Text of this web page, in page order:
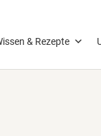
& Rezepte